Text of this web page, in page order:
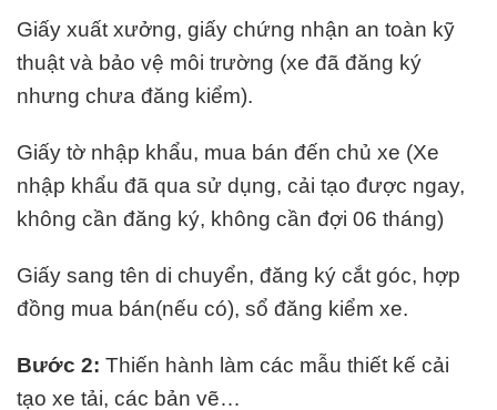
Giấy xuất xưởng, giấy chứng nhận an toàn kỹ
thuật và bảo vệ môi trường (xe đã đăng ký
nhưng chưa đăng kiểm).
Giấy tờ nhập khẩu, mua bán đến chủ xe (Xe
nhập khẩu đã qua sử dụng, cải tạo được ngay,
không cần đăng ký, không cần đợi 06 tháng)
Giấy sang tên di chuyển, đăng ký cắt góc, hợp
đồng mua bán(nếu có), sổ đăng kiểm xe.
Bước 2: Thiến hành làm các mẫu thiết kế cải
tạo xe tải, các bản vẽ…